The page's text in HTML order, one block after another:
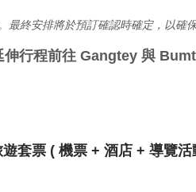
終安排將於預訂確認時確定，以確保
行程前往 Gangtey 與
套票 ( 機票 + 酒店 + 導覽活